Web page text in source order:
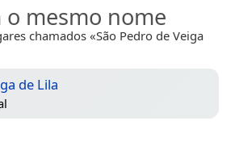
o mesmo nome
chamados «São Pedro de Veiga
de Lila